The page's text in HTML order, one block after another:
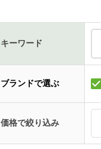
キーワード
ブランドで選ぶ
価格で絞り込み